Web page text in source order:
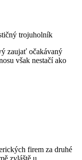
trojuholník
zaujať očakávaný
však nestačí ako
firem za druhé